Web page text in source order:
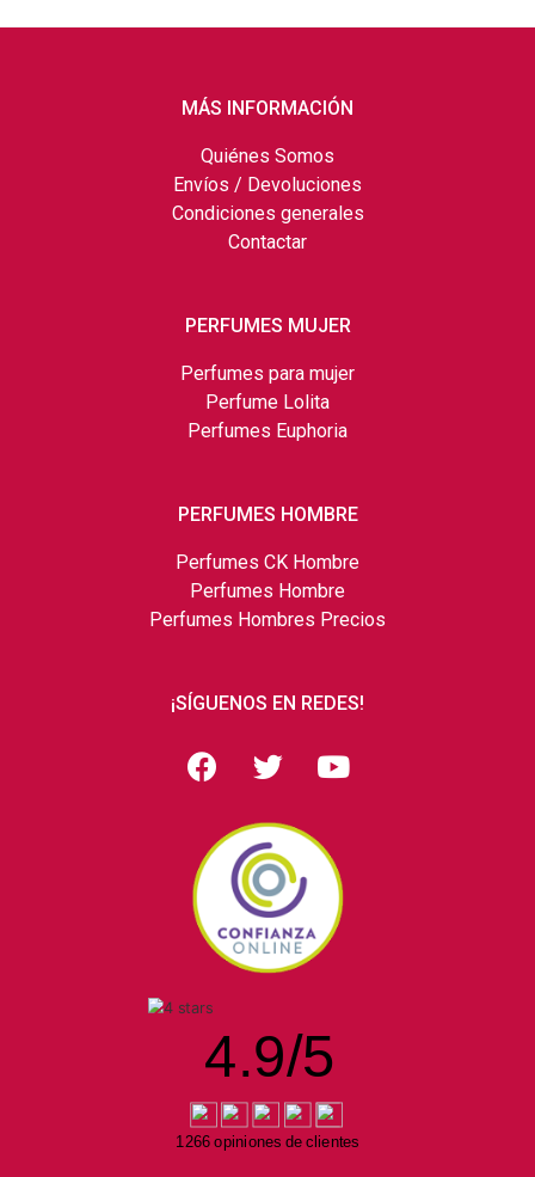
MÁS INFORMACIÓN
Quiénes Somos
Envíos / Devoluciones
Condiciones generales
Contactar
PERFUMES MUJER
Perfumes para mujer
Perfume Lolita
Perfumes Euphoria
PERFUMES HOMBRE
Perfumes CK Hombre
Perfumes Hombre
Perfumes Hombres Precios
¡SÍGUENOS EN REDES!
4.9/5
1266 opiniones de clientes